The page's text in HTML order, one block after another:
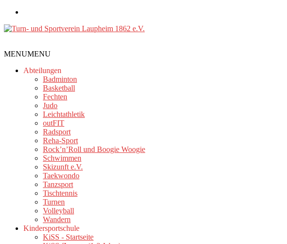
Zum
springen
und
Sportverein
Laupheim
MENUMENU
Abteilungen
Badminton
Basketball
Fechten
Judo
Leichtathletik
outFIT
Radsport
Reha-Sport
Rock’n’Roll und Boogie Woogie
Schwimmen
Skizunft e.V.
Taekwondo
Tanzsport
Tischtennis
Turnen
Volleyball
Wandern
Kindersportschule
KiSS - Startseite